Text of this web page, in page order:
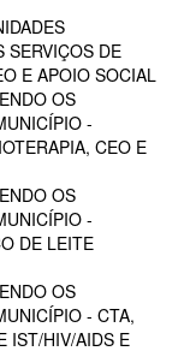
SERVIÇOS DE
E APOIO SOCIAL
OS
-
CEO E
OS
-
DE LEITE
OS
- CTA,
IST/HIV/AIDS E